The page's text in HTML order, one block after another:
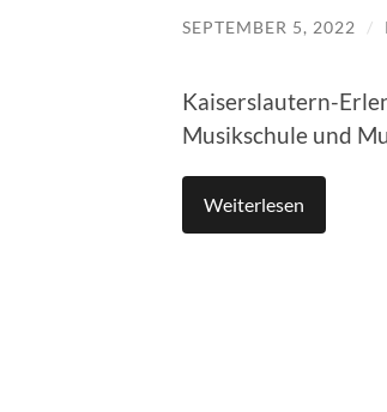
SEPTEMBER 5, 2022 /
Kaiserslautern-
Musikschule und
Weiterlesen